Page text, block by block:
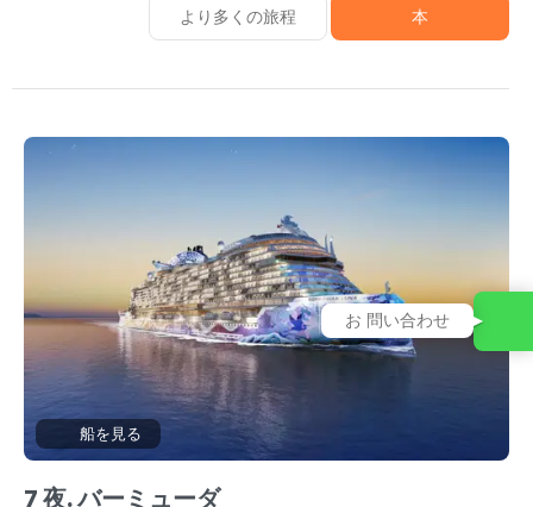
より多くの旅程 本
船を見る
7 夜. バーミューダ
お 問い合わせ